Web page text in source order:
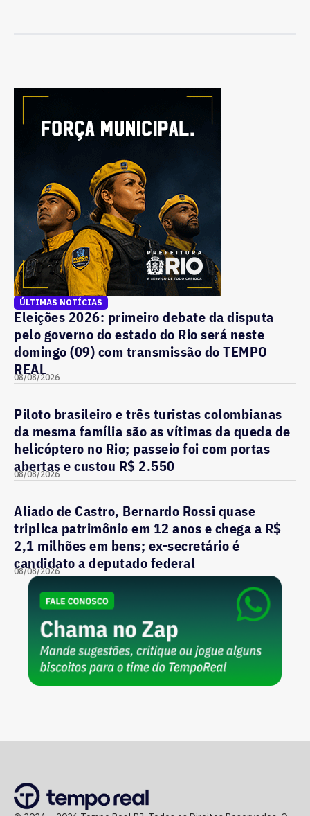
ÚLTIMAS NOTÍCIAS
Eleições 2026: primeiro debate da disputa
pelo governo do estado do Rio será neste
domingo (09) com transmissão do TEMPO
REAL
08/08/2026
Piloto brasileiro e três turistas colombianas
da mesma família são as vítimas da queda de
helicóptero no Rio; passeio foi com portas
abertas e custou R$ 2.550
08/08/2026
Aliado de Castro, Bernardo Rossi quase
triplica patrimônio em 12 anos e chega a R$
2,1 milhões em bens; ex-secretário é
candidato a deputado federal
08/08/2026